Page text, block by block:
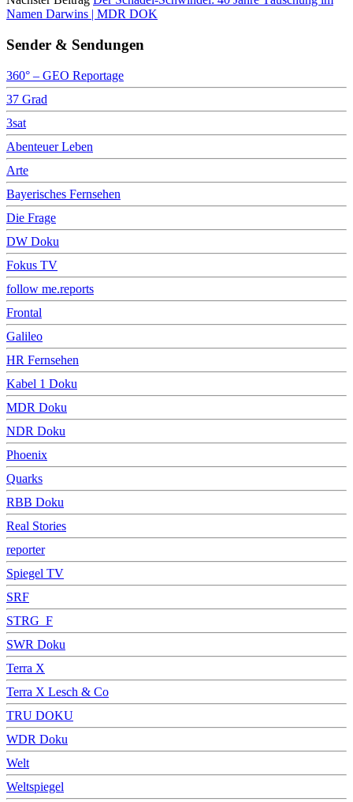
Namen Darwins | MDR DOK
Sender & Sendungen
360° – GEO Reportage
37 Grad
3sat
Abenteuer Leben
Arte
Bayerisches Fernsehen
Die Frage
DW Doku
Fokus TV
follow me.reports
Frontal
Galileo
HR Fernsehen
Kabel 1 Doku
MDR Doku
NDR Doku
Phoenix
Quarks
RBB Doku
Real Stories
reporter
Spiegel TV
SRF
STRG_F
SWR Doku
Terra X
Terra X Lesch & Co
TRU DOKU
WDR Doku
Welt
Weltspiegel